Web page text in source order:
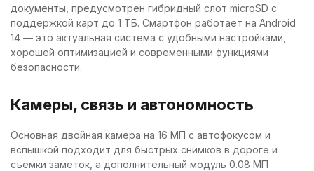
документы, предусмотрен гибридный слот microSD с
поддержкой карт до 1 ТБ. Смартфон работает на Android
14 — это актуальная система с удобными настройками,
хорошей оптимизацией и современными функциями
безопасности.
Камеры, связь и автономность
Основная двойная камера на 16 МП с автофокусом и
вспышкой подходит для быстрых снимков в дороге и
съемки заметок, а дополнительный модуль 0.08 МП